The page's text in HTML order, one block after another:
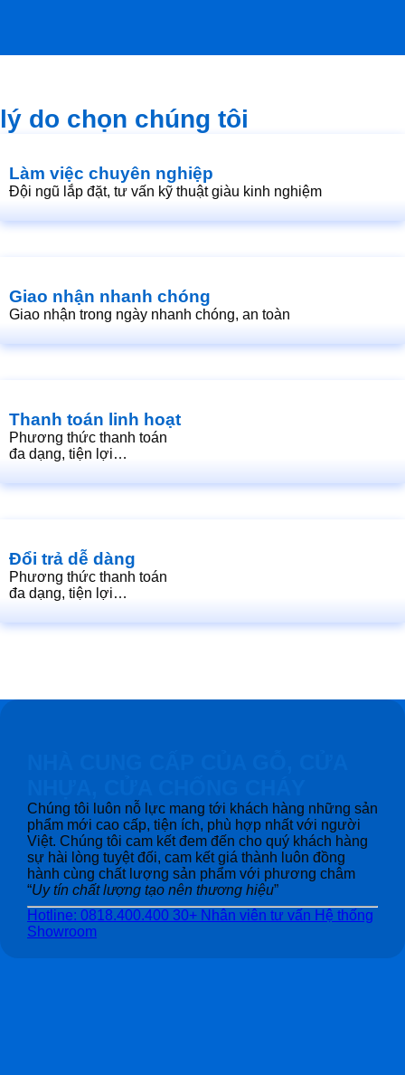
lý do chọn chúng tôi
Làm việc chuyên nghiệp
Đội ngũ lắp đặt, tư vấn kỹ thuật giàu kinh nghiệm
Giao nhận nhanh chóng
Giao nhận trong ngày nhanh chóng, an toàn
Thanh toán linh hoạt
Phương thức thanh toán
đa dạng, tiện lợi…
Đổi trả dễ dàng
Phương thức thanh toán
đa dạng, tiện lợi…
Chúng tôi luôn nỗ lực mang tới khách hàng những sản
phẩm mới cao cấp, tiện ích, phù hợp nhất với người
Việt. Chúng tôi cam kết đem đến cho quý khách hàng
sự hài lòng tuyệt đối, cam kết giá thành luôn đồng
hành cùng chất lượng sản phẩm với phương châm
“Uy tín chất lượng tạo nên thương hiệu”
Hotline: 0818.400.400 30+ Nhân viên tư vấn Hệ thống
Showroom